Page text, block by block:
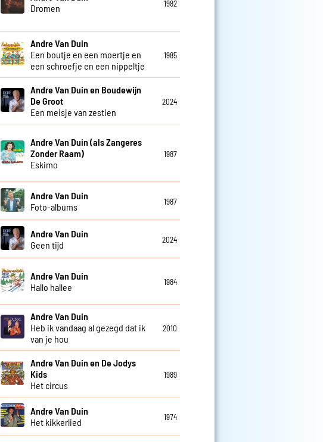
Dromen
1982
Andre Van Duin
Een boutje en een moertje en
een schroefje en een nippeltje
1985
Andre Van Duin en Boudewijn
De Groot
Een meisje van zestien
2024
Andre Van Duin (als Zangeres
Zonder Raam)
Eskimo
1987
Andre Van Duin
Foto-albums
1987
Andre Van Duin
Geen tijd
2024
Andre Van Duin
Hallo hallee
1984
Andre Van Duin
Heb ik vandaag al gezegd dat ik
van je hou
2010
Andre Van Duin en De Jodys
Kids
Het circus
1989
Andre Van Duin
Het kikkerlied
1974